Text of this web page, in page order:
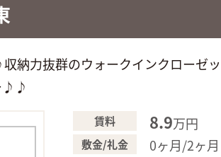
力抜群のウォークインクローゼ
♪♪
賃料 8.9万円
敷金/礼金 0ヶ月/2ヶ月